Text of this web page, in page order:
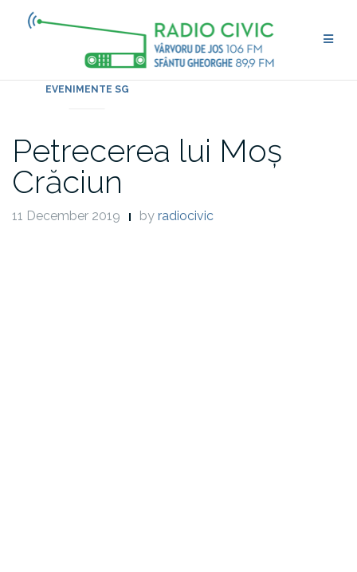
EVENIMENTE SG
Petrecerea lui Moș
Crăciun
11 December 2019 by radiocivic